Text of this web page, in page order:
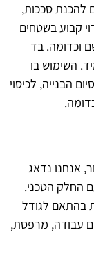
להכנת סככות,
קבוע בשטחים
וכדומה. בד
השימוש בו
הבנייה, לכיסוי
אנחנו נדאג
החלק הטכני.
בהתאם לגודל
עבודה, מרפסת,